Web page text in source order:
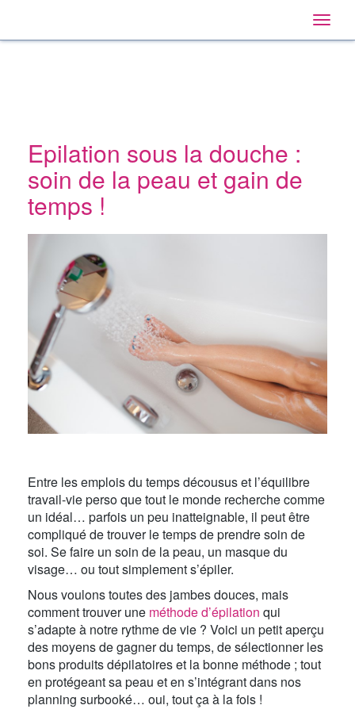
Primary
Toggle
Epilation sous la douche :
soin de la peau et gain de
temps !
Entre les emplois du temps décousus et l’équilibre
travail-vie perso que tout le monde recherche comme
un idéal… parfois un peu inatteignable, il peut être
compliqué de trouver le temps de prendre soin de
soi. Se faire un soin de la peau, un masque du
visage… ou tout simplement s’épiler.
Nous voulons toutes des jambes douces, mais
comment trouver une méthode d’épilation qui
s’adapte à notre rythme de vie ? Voici un petit aperçu
des moyens de gagner du temps, de sélectionner les
bons produits dépilatoires et la bonne méthode ; tout
en protégeant sa peau et en s’intégrant dans nos
planning surbooké… oui, tout ça à la fois !